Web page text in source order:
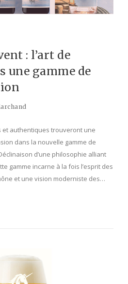
: l’art de
une gamme de
et authentiques trouveront une
dans la nouvelle gamme de
d’une philosophie alliant
gamme incarne à la fois l’esprit des
et une vision moderniste des…